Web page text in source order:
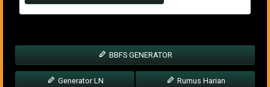
BBFS GENERATOR
Generator LN Rumus Harian